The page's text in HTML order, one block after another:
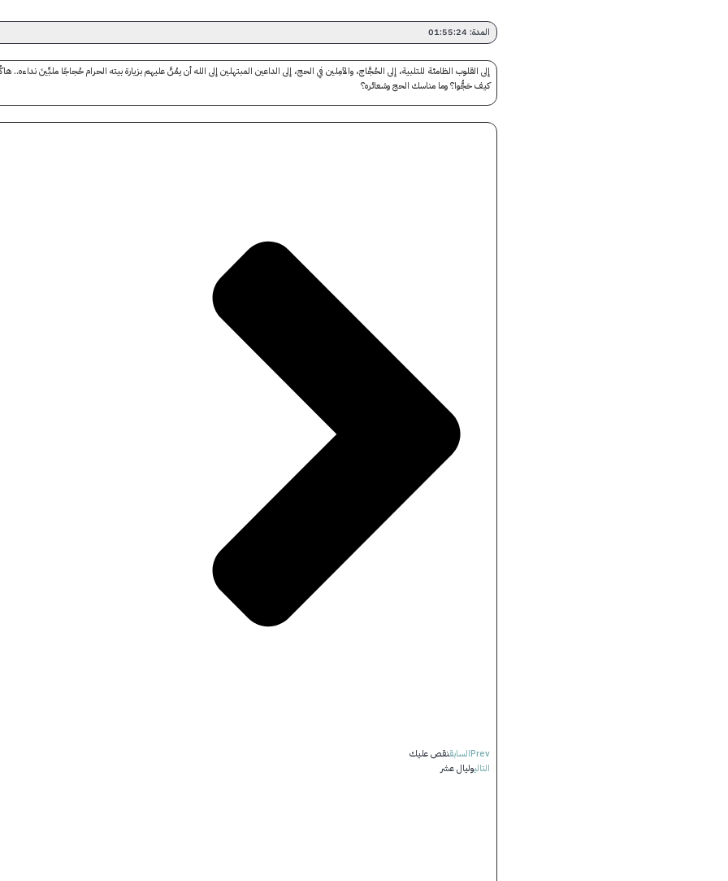
المدة: 01:55:24
إلى القلوب الظامئة للتلبية، إلى الحُجَّاج، والآمِلين في الحج، إلى الداعين المبتهلين إلى الله أن يمُنَّ عليهم بزيارة بيته الحرام حُجاجًا ملبِّينَ
كيف حَجُّوا؟ وما مناسك الحج وشعائره؟
Prevالسابقنقص عليك
التاليوليال عشر